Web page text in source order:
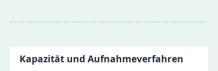
Kapazität und Aufnahmeverfahren